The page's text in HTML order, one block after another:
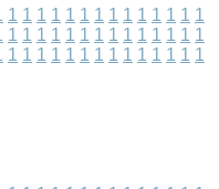
1 1 1 1 1 1 1 1 1 1 1 1 1 1
1 1 1 1 1 1 1 1 1 1 1 1 1 1
1 1 1 1 1 1 1 1 1 1 1 1 1 1